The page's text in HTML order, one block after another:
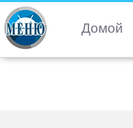
Домой